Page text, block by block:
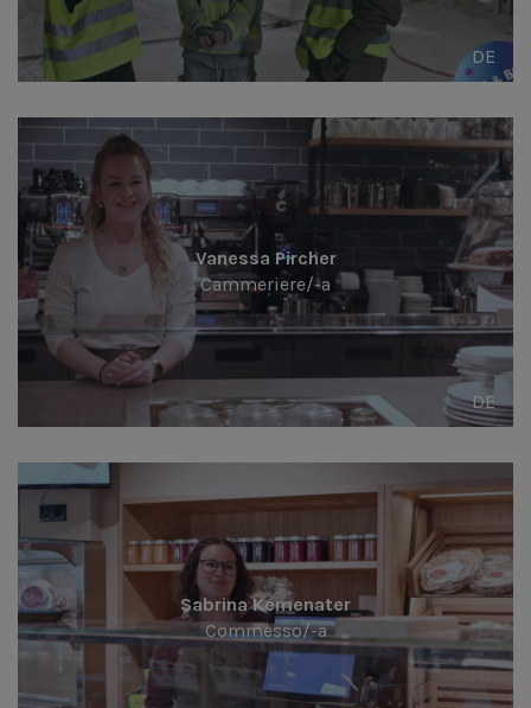
DE
Vanessa Pircher
Cammeriere/-a
DE
Sabrina Kemenater
Commesso/-a